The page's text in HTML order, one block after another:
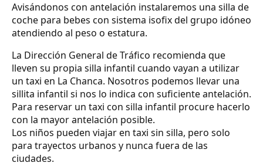
Avisándonos con antelación instalaremos una silla de
coche para bebes con sistema isofix del grupo idóneo
atendiendo al peso o estatura.
La Dirección General de Tráfico recomienda que
lleven su propia silla infantil cuando vayan a utilizar
un taxi en La Chanca. Nosotros podemos llevar una
sillita infantil si nos lo indica con suficiente antelación.
Para reservar un taxi con silla infantil procure hacerlo
con la mayor antelación posible.
Los niños pueden viajar en taxi sin silla, pero solo
para trayectos urbanos y nunca fuera de las
ciudades.